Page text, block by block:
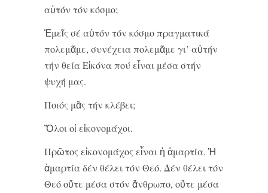
αὐτόν τόν κόσμο;
Ἐμεῖς σέ αὐτόν τόν κόσμο πραγματικά
πολεμᾶμε, συνέχεια πολεμᾶμε γι’ αὐτήν
τήν θεία Εἰκόνα πού εἶναι μέσα στήν
ψυχή μας.
Ποιός μᾶς τήν κλέβει;
Ὅλοι οἱ εἰκονομάχοι.
Πρῶτος εἰκονομάχος εἶναι ἡ ἁμαρτία. Ἡ
ἁμαρτία δέν θέλει τόν Θεό. Δέν θέλει τόν
Θεό οὔτε μέσα στόν ἄνθρωπο, οὔτε μέσα